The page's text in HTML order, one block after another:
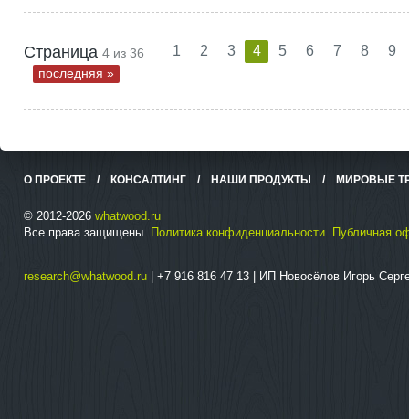
Страница 4 из 36 1 2 3 4 5 6 7 8 9
последняя »
О ПРОЕКТЕ / КОНСАЛТИНГ / НАШИ ПРОДУКТЫ / МИРОВЫЕ
© 2012-2026 whatwood.ru
Все права защищены. Политика конфиденциальности. Публичная
research@whatwood.ru | +7 916 816 47 13 | ИП Новосёлов Игорь